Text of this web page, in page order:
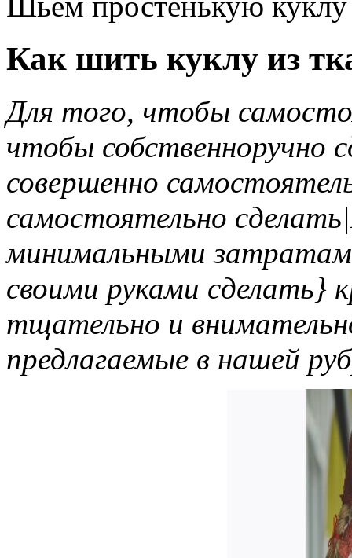
Как шить куклу из
Для того, чтобы
чтобы собственноручно
совершенно
самостоятельно
минимальными
своими руками сделать}
тщательно и
предлагаемые в нашей